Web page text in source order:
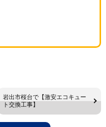
岩出市桜台で【激安エコキュー
ト交換工事】